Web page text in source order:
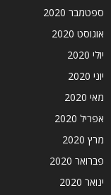
ספטמבר 2020
אוגוסט 2020
יולי 2020
יוני 2020
מאי 2020
אפריל 2020
מרץ 2020
פברואר 2020
ינואר 2020